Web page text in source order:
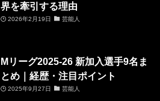
界を牽引する理由
2026年2月19日 芸能人
Mリーグ2025-26 新加入選手9名ま
とめ｜経歴・注目ポイント
2025年9月27日 芸能人